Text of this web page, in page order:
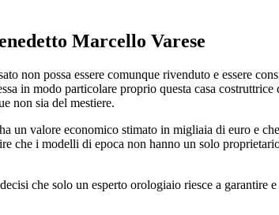
Marcello Varese
non possa essere comunque rivenduto e essere
in modo particolare proprio questa casa
non sia del mestiere.
un valore economico stimato in migliaia di euro e
che i modelli di epoca non hanno un solo
che solo un esperto orologiaio riesce a garantire